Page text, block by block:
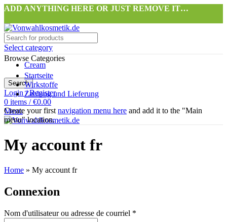
ADD ANYTHING HERE OR JUST REMOVE IT…
Select category
Cream
Search
Login / Register
0 items / €0.00
Menu
Browse Categories
Startseite
Wirkstoffe
Zahlung und Lieferung
Create your first navigation menu here and add it to the "Main
menu" location.
My account fr
Home » My account fr
Connexion
Nom d'utilisateur ou adresse de courriel *